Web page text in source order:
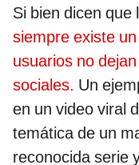
Si bien dicen que
siempre existe
usuarios no
sociales. Un
en un video viral
temática de un
reconocida serie